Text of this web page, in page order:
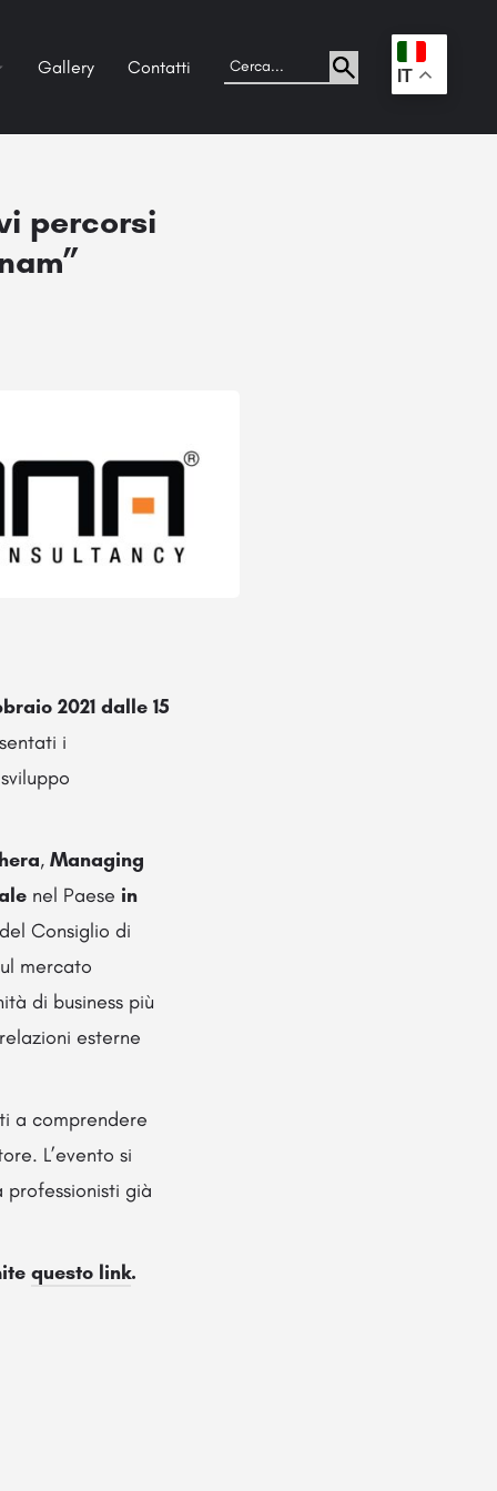
Gallery Contatti . IT
percorsi
2021 dalle 15
i
, Managing
nel Paese in
Consiglio di
mercato
di business più
esterne
a comprendere
L’evento si
già
questo link.